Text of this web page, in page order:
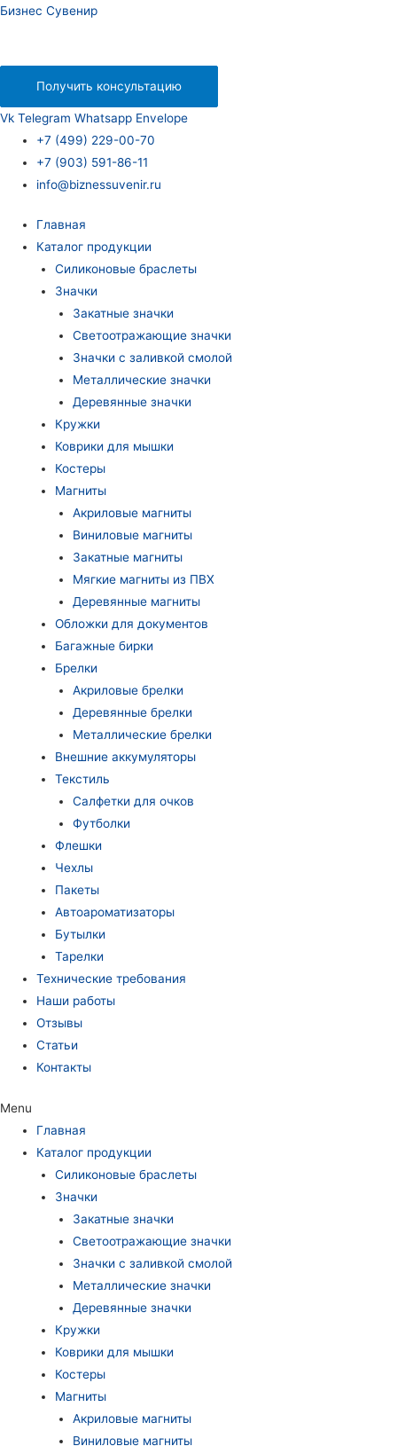
Бизнес Сувенир
Получить консультацию
Vk Telegram Whatsapp Envelope
+7 (499) 229-00-70
+7 (903) 591-86-11
info@biznessuvenir.ru
Главная
Каталог продукции
Силиконовые браслеты
Значки
Закатные значки
Светоотражающие значки
Значки с заливкой смолой
Металлические значки
Деревянные значки
Кружки
Коврики для мышки
Костеры
Магниты
Акриловые магниты
Виниловые магниты
Закатные магниты
Мягкие магниты из ПВХ
Деревянные магниты
Обложки для документов
Багажные бирки
Брелки
Акриловые брелки
Деревянные брелки
Металлические брелки
Внешние аккумуляторы
Текстиль
Салфетки для очков
Футболки
Флешки
Чехлы
Пакеты
Автоароматизаторы
Бутылки
Тарелки
Технические требования
Наши работы
Отзывы
Статьи
Контакты
Menu
Главная
Каталог продукции
Силиконовые браслеты
Значки
Закатные значки
Светоотражающие значки
Значки с заливкой смолой
Металлические значки
Деревянные значки
Кружки
Коврики для мышки
Костеры
Магниты
Акриловые магниты
Виниловые магниты